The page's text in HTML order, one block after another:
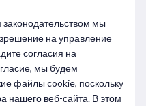
мы
на управление
согласия на
мы будем
файлы cookie, поскольку
нашего веб-сайта. В этом